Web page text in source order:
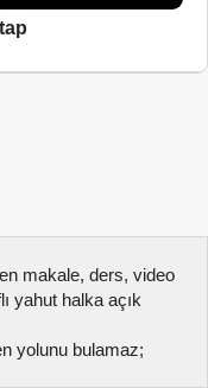
makale, ders, video
yahut halka açık
yolunu bulamaz;